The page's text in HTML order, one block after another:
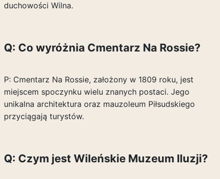
duchowości Wilna.
Q: Co wyróżnia Cmentarz Na Rossie?
P: Cmentarz Na Rossie, założony w 1809 roku, jest
miejscem spoczynku wielu znanych postaci. Jego
unikalna architektura oraz mauzoleum Piłsudskiego
przyciągają turystów.
Q: Czym jest Wileńskie Muzeum Iluzji?